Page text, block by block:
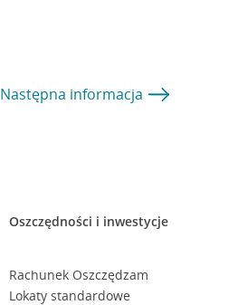
Następna informacja
Oszczędności i inwestycje
Rachunek Oszczędzam
Lokaty standardowe